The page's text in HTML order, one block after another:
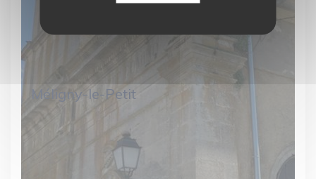
Méligny-le-Petit